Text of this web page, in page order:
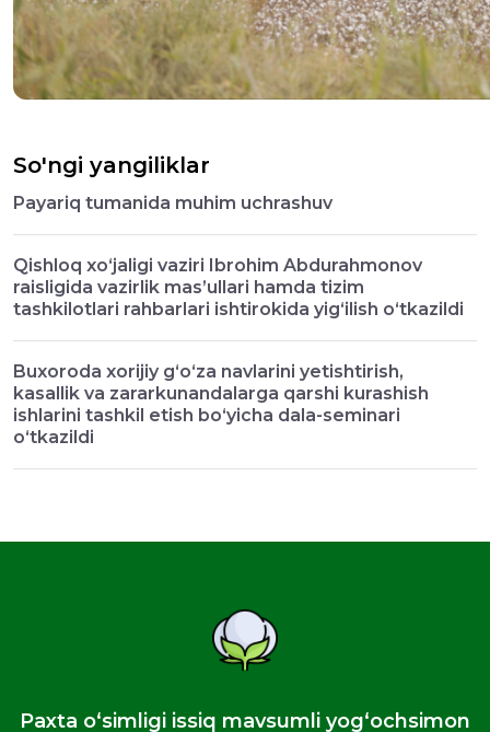
So'ngi yangiliklar
Payariq tumanida muhim uchrashuv
Qishloq xo‘jaligi vaziri Ibrohim Abdurahmonov
raisligida vazirlik mas’ullari hamda tizim
tashkilotlari rahbarlari ishtirokida yig‘ilish o‘tkazildi
Buxoroda xorijiy g‘o‘za navlarini yetishtirish,
kasallik va zararkunandalarga qarshi kurashish
ishlarini tashkil etish bo‘yicha dala-seminari
o‘tkazildi
Paxta oʻsimligi issiq mavsumli yogʻochsimon